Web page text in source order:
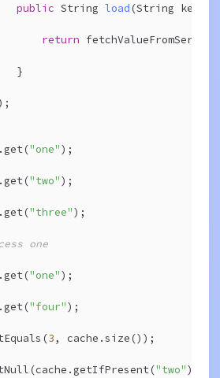
public String load (String key)
return
}
"one");
"two");
"three");
one
"one");
"four");
3, cache.size());
"two"));